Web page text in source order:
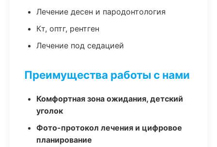
Лечение десен и пародонтология
Кт, оптг, рентген
Лечение под седацией
Преимущества работы с нами
Комфортная зона ожидания, детский
уголок
Фото-протокол лечения и цифровое
планирование